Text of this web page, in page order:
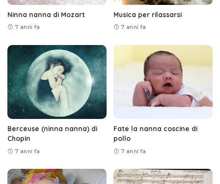
Ninna nanna di Mozart
7 anni fa
Musica per rilassarsi
7 anni fa
Berceuse (ninna nanna) di
Chopin
7 anni fa
Fate la nanna coscine di
pollo
7 anni fa